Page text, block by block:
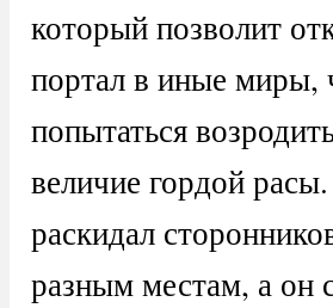
который позволит
портал в иные миры,
попытаться
величие гордой
раскидал
разным местам, а он